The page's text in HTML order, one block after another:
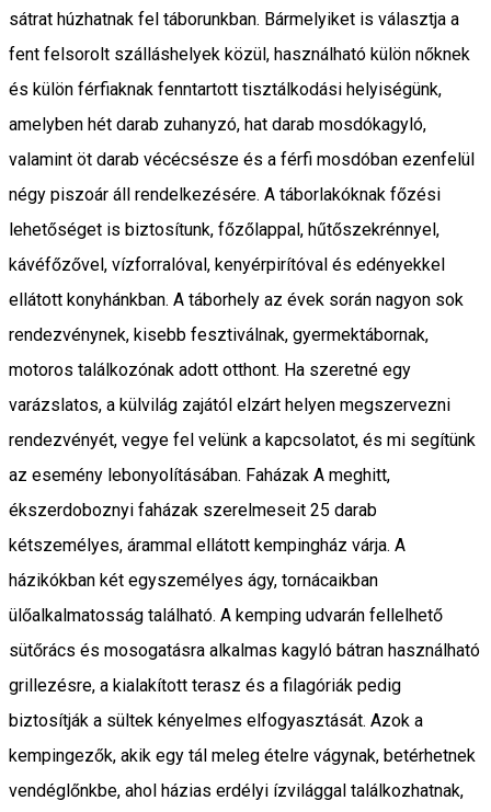
sátrat húzhatnak fel táborunkban. Bármelyiket is választja a
fent felsorolt szálláshelyek közül, használható külön nőknek
és külön férfiaknak fenntartott tisztálkodási helyiségünk,
amelyben hét darab zuhanyzó, hat darab mosdókagyló,
valamint öt darab vécécsésze és a férfi mosdóban ezenfelül
négy piszoár áll rendelkezésére. A táborlakóknak főzési
lehetőséget is biztosítunk, főzőlappal, hűtőszekrénnyel,
kávéfőzővel, vízforralóval, kenyérpirítóval és edényekkel
ellátott konyhánkban. A táborhely az évek során nagyon sok
rendezvénynek, kisebb fesztiválnak, gyermektábornak,
motoros találkozónak adott otthont. Ha szeretné egy
varázslatos, a külvilág zajától elzárt helyen megszervezni
rendezvényét, vegye fel velünk a kapcsolatot, és mi segítünk
az esemény lebonyolításában. Faházak A meghitt,
ékszerdoboznyi faházak szerelmeseit 25 darab
kétszemélyes, árammal ellátott kempingház várja. A
házikókban két egyszemélyes ágy, tornácaikban
ülőalkalmatosság található. A kemping udvarán fellelhető
sütőrács és mosogatásra alkalmas kagyló bátran használható
grillezésre, a kialakított terasz és a filagóriák pedig
biztosítják a sültek kényelmes elfogyasztását. Azok a
kempingezők, akik egy tál meleg ételre vágynak, betérhetnek
vendéglőnkbe, ahol házias erdélyi ízvilággal találkozhatnak,